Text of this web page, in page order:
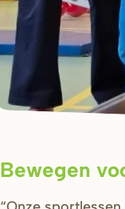
Bewegen